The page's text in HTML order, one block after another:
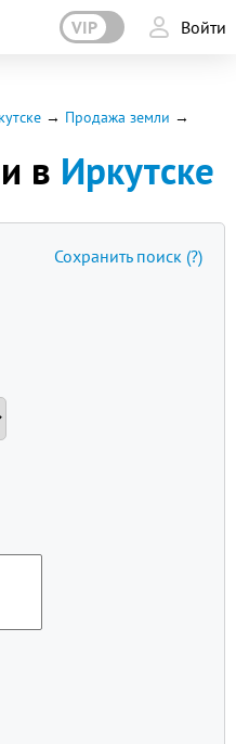
VIP Войти
Продажа земли
в Иркутске
Сохранить поиск (?)